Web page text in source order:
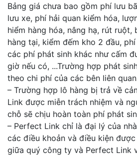
Bảng giá chưa bao gồm phí lưu
lưu xe, phí hải quan kiểm hóa,
hiểm hàng hóa, nâng hạ, rút ruột,
hàng tại, kiểm đếm kho 2 đầu,
các phí phát sinh khác như cấm
giờ nếu có, ...Trường hợp phát
theo chi phí của các bên liên
– Trường hợp lô hàng bị trả về
Link được miễn trách nhiệm và
chỗ sẽ chịu hoàn toàn phí phát
– Perfect Link chỉ là đại lý của
các điều khoản và điều kiện
giữa quý công ty và Perfect Link